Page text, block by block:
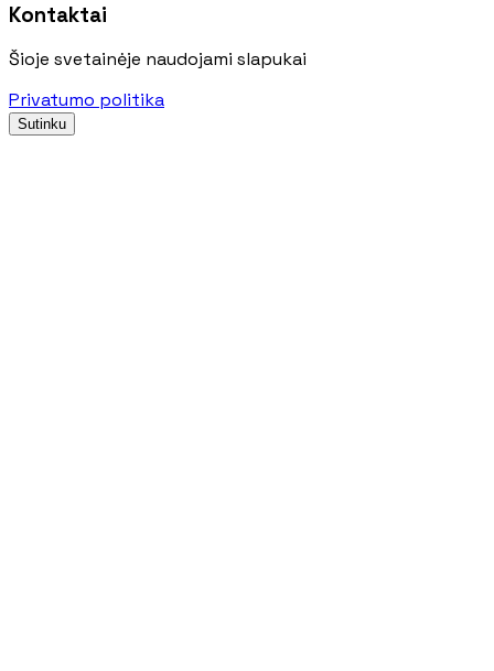
Kontaktai
Šioje svetainėje naudojami slapukai
Privatumo politika
Sutinku